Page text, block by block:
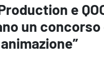
e
un concorso
animazione”